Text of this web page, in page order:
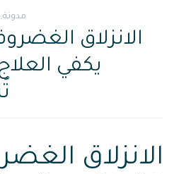
مدونة,
الانزلاق
يكفي
الانزلاق